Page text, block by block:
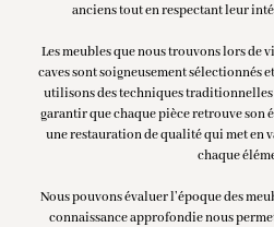
anciens tout en respectant leur
Les meubles que nous trouvons lors de
caves sont soigneusement sélectionnés
utilisons des techniques traditionnelles
garantir que chaque pièce retrouve son
une restauration de qualité qui met en
chaque
Nous pouvons évaluer l’époque des
connaissance approfondie nous